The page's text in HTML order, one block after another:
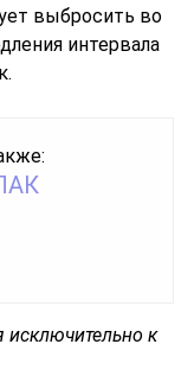
выбросить во
интервала
исключительно к